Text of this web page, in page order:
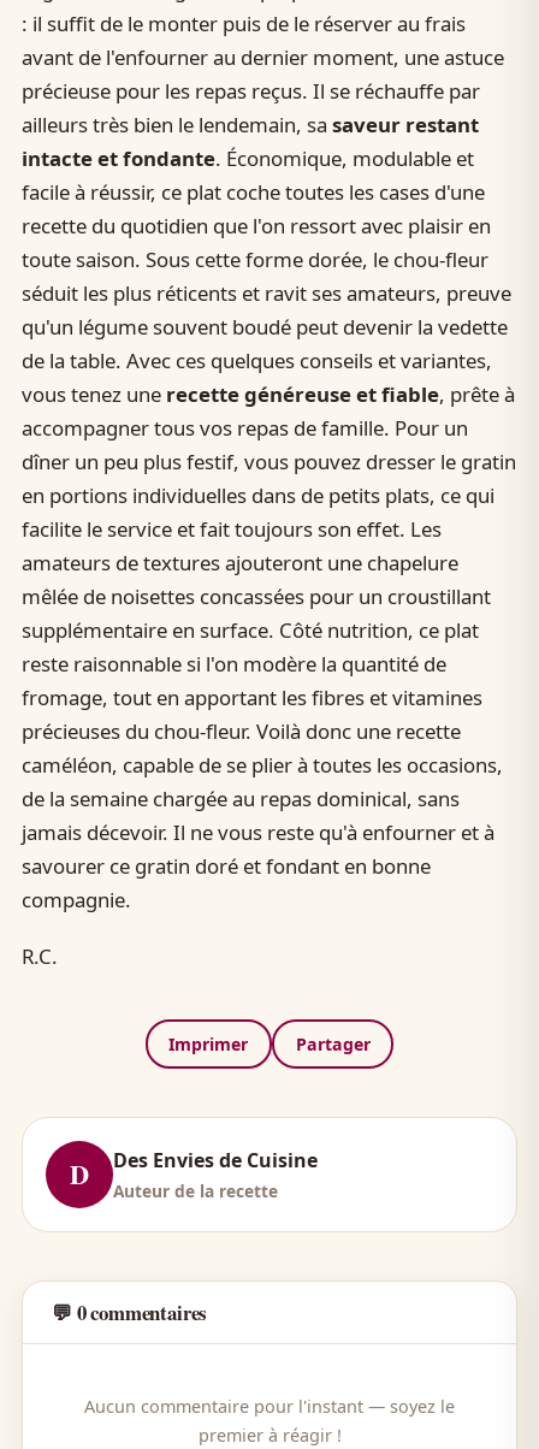
: il suffit de le monter puis de le réserver au frais
avant de l'enfourner au dernier moment, une astuce
précieuse pour les repas reçus. Il se réchauffe par
ailleurs très bien le lendemain, sa saveur restant
intacte et fondante. Économique, modulable et
facile à réussir, ce plat coche toutes les cases d'une
recette du quotidien que l'on ressort avec plaisir en
toute saison. Sous cette forme dorée, le chou-fleur
séduit les plus réticents et ravit ses amateurs, preuve
qu'un légume souvent boudé peut devenir la vedette
de la table. Avec ces quelques conseils et variantes,
vous tenez une recette généreuse et fiable, prête à
accompagner tous vos repas de famille. Pour un
dîner un peu plus festif, vous pouvez dresser le gratin
en portions individuelles dans de petits plats, ce qui
facilite le service et fait toujours son effet. Les
amateurs de textures ajouteront une chapelure
mêlée de noisettes concassées pour un croustillant
supplémentaire en surface. Côté nutrition, ce plat
reste raisonnable si l'on modère la quantité de
fromage, tout en apportant les fibres et vitamines
précieuses du chou-fleur. Voilà donc une recette
caméléon, capable de se plier à toutes les occasions,
de la semaine chargée au repas dominical, sans
jamais décevoir. Il ne vous reste qu'à enfourner et à
savourer ce gratin doré et fondant en bonne
compagnie.
R.C.
Imprimer Partager
D Des Envies de Cuisine
Auteur de la recette
💬 0 commentaires
Aucun commentaire pour l'instant — soyez le
premier à réagir !